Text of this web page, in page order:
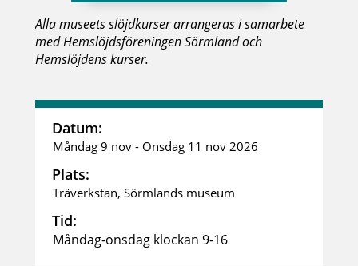
Alla museets slöjdkurser arrangeras i samarbete
med Hemslöjdsföreningen Sörmland och
Hemslöjdens kurser.
Datum:
Måndag 9 nov - Onsdag 11 nov 2026
Plats:
Träverkstan, Sörmlands museum
Tid:
Måndag-onsdag klockan 9-16